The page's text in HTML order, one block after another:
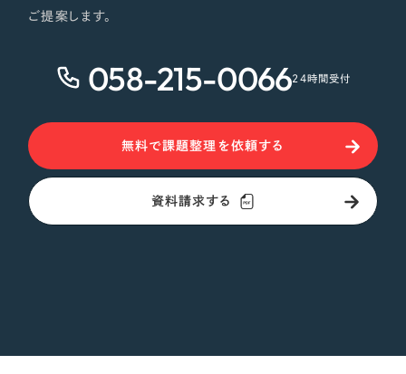
ご提案します。
058-215-006624時間受付
無料で課題整理を依頼する
資料請求する